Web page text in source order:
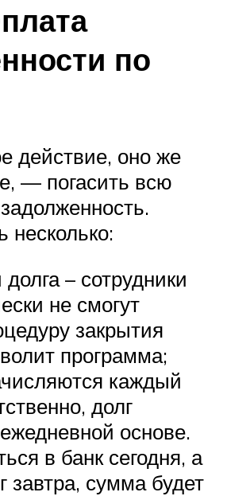
по
действие, оно же
— погасить всю
несколько:
– сотрудники
не смогут
закрытия
программа;
каждый
долг
основе.
в банк сегодня, а
завтра, сумма будет